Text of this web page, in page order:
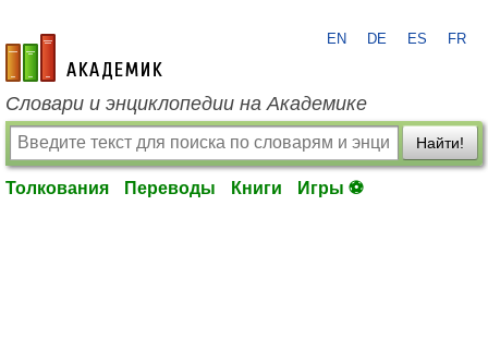
academic.ru
EN DE ES FR
Словари и энциклопедии на Академике
Найти!
Толкования Переводы Книги Игры ⚽